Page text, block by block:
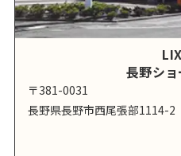
長野シ
〒381-0031
長野県長野市西尾張部1114-2